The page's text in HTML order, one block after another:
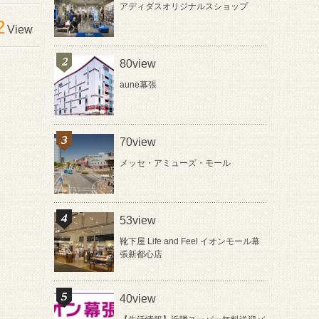
View
アディダスオリジナルスショップ
80view
aune幕張
70view
メッセ・アミューズ・モール
53view
靴下屋 Life and Feel イオンモール幕
張新都心店
40view